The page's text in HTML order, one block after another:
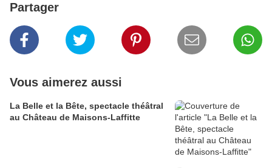
Partager
Vous aimerez aussi
La Belle et la Bête, spectacle théâtral
au Château de Maisons-Laffitte